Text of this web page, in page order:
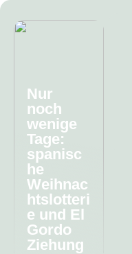
Nur
noch
wenige
Tage:
spanisc
he
Weihnac
htslotteri
e und El
Gordo
Ziehung